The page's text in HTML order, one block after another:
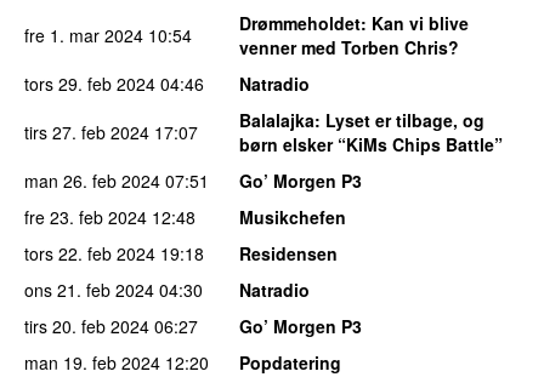
fre 1. mar 2024 10:54 Drømmeholdet: Kan vi blive
venner med Torben Chris?
tors 29. feb 2024 04:46
Natradio
tirs 27. feb 2024 17:07 Balalajka: Lyset er tilbage, og
børn elsker “KiMs Chips Battle”
man 26. feb 2024 07:51
Go’ Morgen P3
fre 23. feb 2024 12:48
Musikchefen
tors 22. feb 2024 19:18
Residensen
ons 21. feb 2024 04:30
Natradio
tirs 20. feb 2024 06:27
Go’ Morgen P3
man 19. feb 2024 12:20
Popdatering